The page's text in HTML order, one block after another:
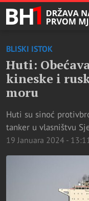
BLISKI ISTOK
Huti:
kineske i
moru
Huti su sinoć
tanker u vlasništvu
19 Januara 2024 - 13:11